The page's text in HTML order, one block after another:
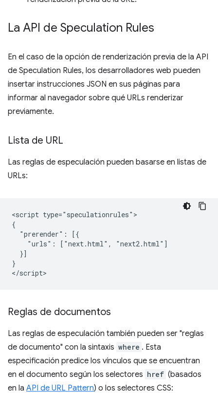
La API de Speculation Rules
En el caso de la opción de renderización previa de la API
de Speculation Rules, los desarrolladores web pueden
insertar instrucciones JSON en sus páginas para
informar al navegador sobre qué URLs renderizar
previamente.
Lista de URL
Las reglas de especulación pueden basarse en listas de
URLs:
<script type="speculationrules">
{
  "prerender": [{
    "urls": ["next.html", "next2.html"]
  }]
}
Reglas de documentos
Las reglas de especulación también pueden ser "reglas
de documento" con la sintaxis where . Esta
especificación predice los vínculos que se encuentran
en el documento según los selectores href (basados
en la API de URL Pattern) o los selectores CSS: